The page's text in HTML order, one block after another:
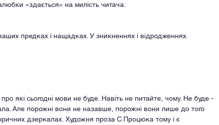
«здається» на милість читача:
предках і нащадках. У зникненнях і відродженнях.
про які сьогодні мови не буде. Навіть не питайте, чому. Не буде -
Але порожні вони не назавше, порожні вони лише до того
дзеркалах. Художня проза С.Процюка тому і є